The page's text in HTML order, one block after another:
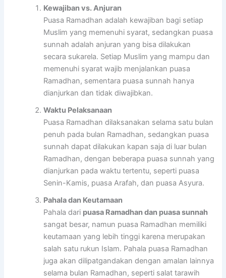
Kewajiban vs. Anjuran
Puasa Ramadhan adalah kewajiban bagi setiap
Muslim yang memenuhi syarat, sedangkan puasa
sunnah adalah anjuran yang bisa dilakukan
secara sukarela. Setiap Muslim yang mampu dan
memenuhi syarat wajib menjalankan puasa
Ramadhan, sementara puasa sunnah hanya
dianjurkan dan tidak diwajibkan.
Waktu Pelaksanaan
Puasa Ramadhan dilaksanakan selama satu bulan
penuh pada bulan Ramadhan, sedangkan puasa
sunnah dapat dilakukan kapan saja di luar bulan
Ramadhan, dengan beberapa puasa sunnah yang
dianjurkan pada waktu tertentu, seperti puasa
Senin-Kamis, puasa Arafah, dan puasa Asyura.
Pahala dan Keutamaan
Pahala dari puasa Ramadhan dan puasa sunnah
sangat besar, namun puasa Ramadhan memiliki
keutamaan yang lebih tinggi karena merupakan
salah satu rukun Islam. Pahala puasa Ramadhan
juga akan dilipatgandakan dengan amalan lainnya
selama bulan Ramadhan, seperti salat tarawih